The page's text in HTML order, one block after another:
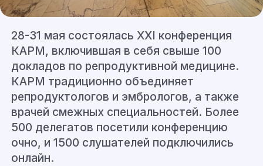
28-31 мая состоялась XXI конференция
КАРМ, включившая в себя свыше 100
докладов по репродуктивной медицине.
КАРМ традиционно объединяет
репродуктологов и эмбрологов, а также
врачей смежных специальностей. Более
500 делегатов посетили конференцию
очно, и 1500 слушателей подключились
онлайн.